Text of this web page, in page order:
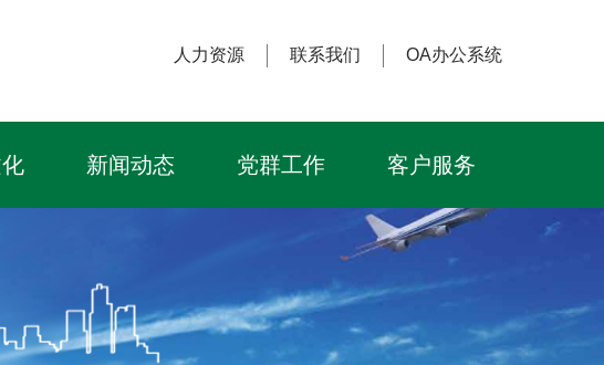
人力资源 联系我们 OA办公系统
新闻动态 党群工作 客户服务